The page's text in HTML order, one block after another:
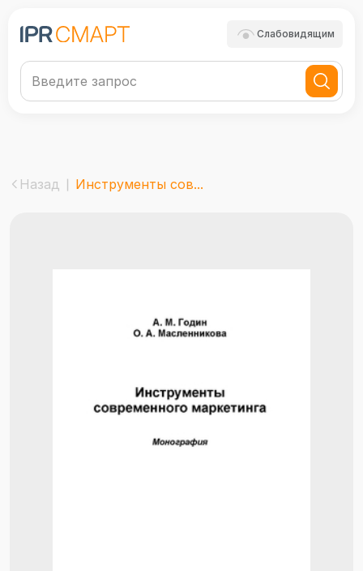
Слабовидящим
Назад Инструменты сов...